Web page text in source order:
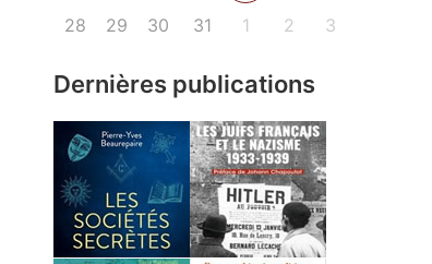
28
29 30 31 1 2 3
Dernières publications